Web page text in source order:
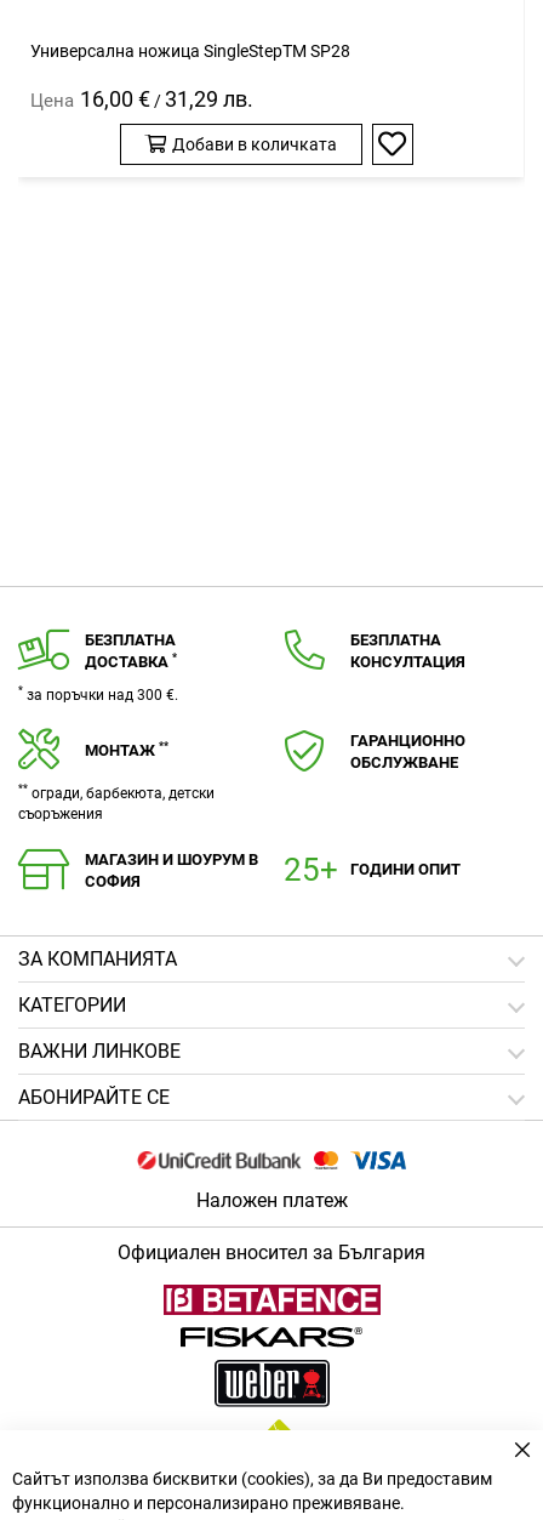
Универсална ножица SingleStepTM SP28
Цена 16,00 € / 31,29 лв.
Добави в количката
Добави
БЕЗПЛАТНА
ДОСТАВКА *
* за поръчки над 300 €.
БЕЗПЛАТНА
КОНСУЛТАЦИЯ
МОНТАЖ **
** огради, барбекюта, детски
съоръжения
ГАРАНЦИОННО
ОБСЛУЖВАНЕ
МАГАЗИН И ШОУРУМ В
СОФИЯ
ГОДИНИ ОПИТ
ЗA КОМПАНИЯТА
КАТЕГОРИИ
ВАЖНИ ЛИНКОВЕ
АБОНИРАЙТЕ СЕ
Наложен платеж
Официален вносител за България
Сайтът използва бисквитки (cookies), за да Ви предоставим
функционално и персонализирано преживяване.